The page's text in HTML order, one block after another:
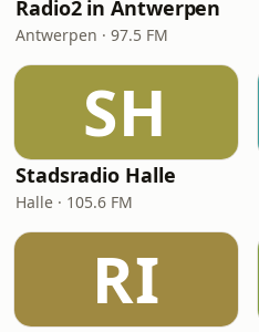
Radio2 in Antwerpen
Antwerpen · 97.5 FM
SH
Stadsradio Halle
Halle · 105.6 FM
RI